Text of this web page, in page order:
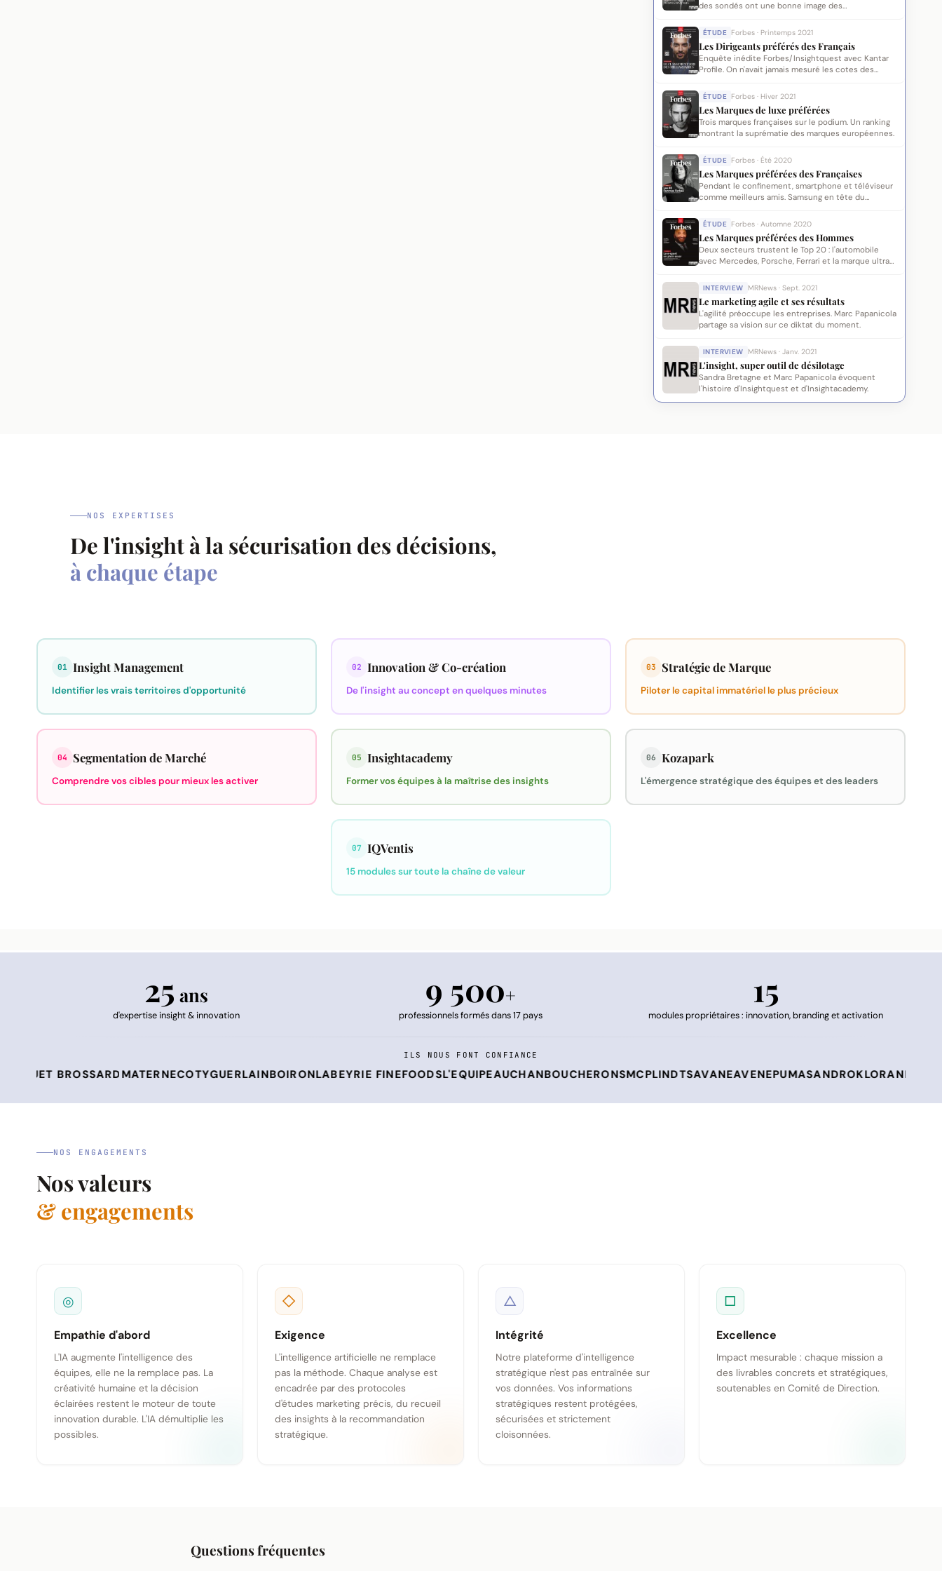
des sondés ont une bonne image des
ÉTUDE Forbes · Printemps 2021
Les Dirigeants préférés des Français
Enquête inédite Forbes/Insightquest avec Kantar
Profile. On n'avait jamais mesuré les cotes des
ÉTUDE Forbes · Hiver 2021
Les Marques de luxe préférées
Trois marques françaises sur le podium. Un ranking
montrant la suprématie des marques européennes.
ÉTUDE Forbes · Été 2020
Les Marques préférées des Françaises
Pendant le confinement, smartphone et téléviseur
comme meilleurs amis. Samsung en tête du
ÉTUDE Forbes · Automne 2020
Les Marques préférées des Hommes
Deux secteurs trustent le Top 20 : l'automobile
avec Mercedes, Porsche, Ferrari et la marque ultra
INTERVIEW MRNews · Sept. 2021
Le marketing agile et ses résultats
L'agilité préoccupe les entreprises. Marc Papanicola
partage sa vision sur ce diktat du moment.
INTERVIEW MRNews · Janv. 2021
L'insight, super outil de désilotage
Sandra Bretagne et Marc Papanicola évoquent
l'histoire d'Insightquest et d'Insightacademy.
NOS EXPERTISES
De l'insight à la sécurisation des décisions,
à chaque étape
01 Insight Management
Identifier les vrais territoires d'opportunité
02 Innovation & Co-création
De l'insight au concept en quelques minutes
03 Stratégie de Marque
Piloter le capital immatériel le plus précieux
04 Segmentation de Marché
Comprendre vos cibles pour mieux les activer
05 Insightacademy
Former vos équipes à la maîtrise des insights
06 Kozapark
L'émergence stratégique des équipes et des leaders
07 IQVentis
15 modules sur toute la chaîne de valeur
25 ans
d'expertise insight & innovation
9 500+
professionnels formés dans 17 pays
15
modules propriétaires : innovation, branding et activation
ILS NOUS FONT CONFIANCE
MATERNE COTYGUERLAINBOIRONLABEYRIE FINEFOODSL'EQUIPEAUCHANBOUCHERONSMCPLINDTSAVANEAVENEPUMASANDROKLORANEDUCRAY
NOS ENGAGEMENTS
Nos valeurs
& engagements
◎
Empathie d'abord
L'IA augmente l'intelligence des
équipes, elle ne la remplace pas. La
créativité humaine et la décision
éclairées restent le moteur de toute
innovation durable. L'IA démultiplie les
possibles.
◇
Exigence
L'intelligence artificielle ne remplace
pas la méthode. Chaque analyse est
encadrée par des protocoles
d'études marketing précis, du recueil
des insights à la recommandation
stratégique.
△
Intégrité
Notre plateforme d'intelligence
stratégique n'est pas entraînée sur
vos données. Vos informations
stratégiques restent protégées,
sécurisées et strictement
cloisonnées.
□
Excellence
Impact mesurable : chaque mission a
des livrables concrets et stratégiques,
soutenables en Comité de Direction.
Questions fréquentes